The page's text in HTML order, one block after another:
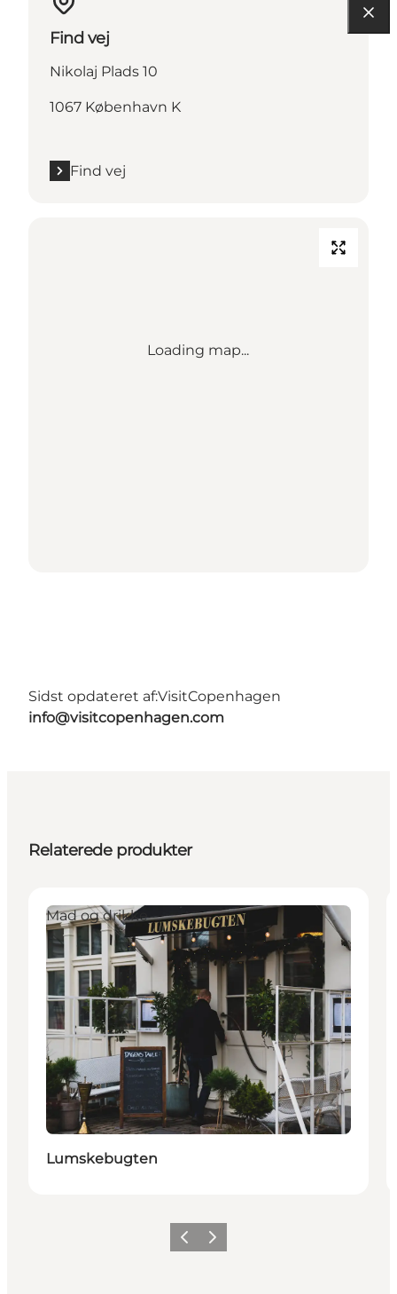
Find vej
Nikolaj Plads 10
1067 København K
Find vej
Loading map...
Sidst opdateret af:VisitCopenhagen
info@visitcopenhagen.com
Relaterede produkter
Mad og drikke
Lumskebugten
ForrigeNæste